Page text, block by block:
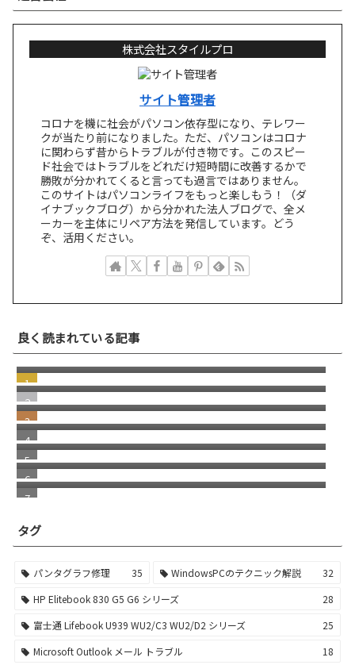
株式会社スタイルプロ
サイト管理者
コロナを機に社会がパソコン依存型になり、テレワー
クが当たり前になりました。ただ、パソコンはコロナ
に関わらず昔からトラブルが付き物です。このスピー
ド社会ではトラブルをどれだけ短時間に改善するかで
勝敗が分かれてくると言っても過言ではありません。
このサイトはパソコンライフをもっと楽しもう！（ダ
イナブックブログ）から分かれた法人ブログで、全メ
ーカーを主体にリペア方法を発信しています。どう
ぞ、活用ください。
良く読まれている記事
キーキャップが外れた！HP Elitebook 830
G7 G8 シリーズ キーボード修理／パンタグラ
フ修理
HP Elitebook830 G5 G6 シリーズ キーボード
部分修理 パンタグラフ／キートップ交換
ノートパソコン パンタグラフの取付方／修理
方法
明らかな詐欺！Norton McAfee を語った警告
メッセージに注意
HP Dragonfly G1 G2 キーボードのEnterキー
が割れる症状について
PDFファイルを開いた時に常に手のひら（ド
ラッグツール）の状態にしておきたい
シャカシャカ？というファンの異音 ファンの
熱による変形 FB06004H05SPA
タグ
パンタグラフ修理 35 WindowsPCのテクニック解説
32
HP Elitebook 830 G5 G6 シリーズ
28
富士通 Lifebook U939 WU2/C3 WU2/D2 シリーズ
25
Microsoft Outlook メール トラブル
18